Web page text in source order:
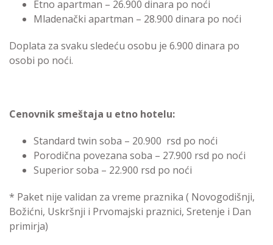
Etno apartman – 26.900 dinara po noći
Mladenački apartman – 28.900 dinara po noći
Doplata za svaku sledeću osobu je 6.900 dinara po
osobi po noći.
Cenovnik smeštaja u etno hotelu:
Standard twin soba – 20.900 rsd po noći
Porodična povezana soba – 27.900 rsd po noći
Superior soba – 22.900 rsd po noći
* Paket nije validan za vreme praznika ( Novogodišnji,
Božićni, Uskršnji i Prvomajski praznici, Sretenje i Dan
primirja)